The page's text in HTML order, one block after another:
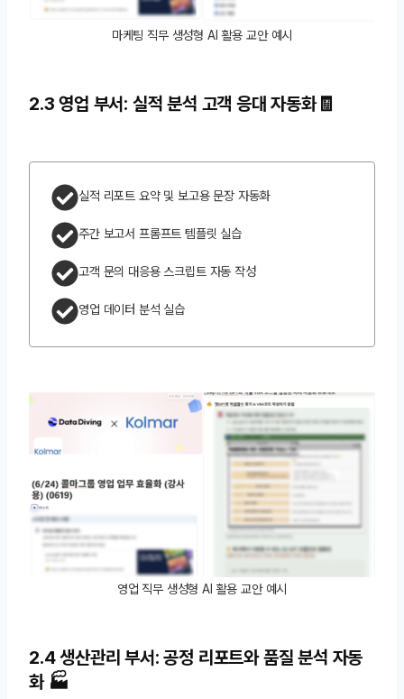
마케팅 직무 생성형 AI 활용 교안 예시
2.3 영업 부서: 실적 분석 고객 응대 자동화🧾
실적 리포트 요약 및 보고용 문장 자동화
주간 보고서 프롬프트 템플릿 실습
고객 문의 대응용 스크립트 자동 작성
영업 데이터 분석 실습
영업 직무 생성형 AI 활용 교안 예시
2.4 생산관리 부서: 공정 리포트와 품질 분석 자동
화 🏭